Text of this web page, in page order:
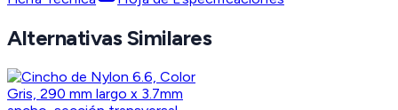
Alternativas Similares